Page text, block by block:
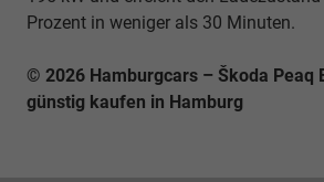
Prozent in weniger als 30 Minuten.
© 2026 Hamburgcars – Škoda Peaq
günstig kaufen in Hamburg